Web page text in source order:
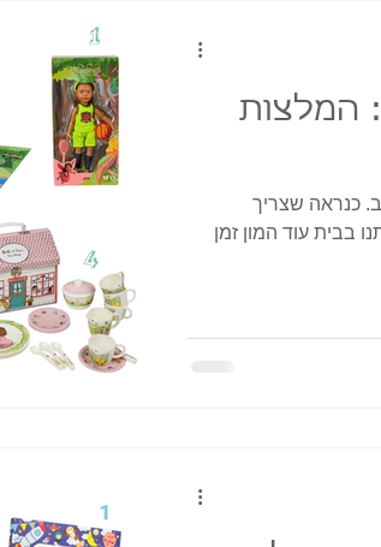
מתנות בהזדמנות #5: המלצות
כנראה שצריך
בבית עוד המון זמן